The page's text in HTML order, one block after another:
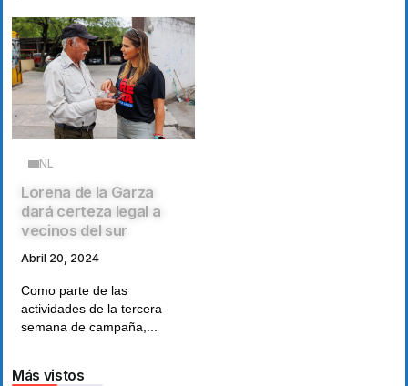
NL
Lorena de la Garza
dará certeza legal a
vecinos del sur
Abril 20, 2024
Como parte de las
actividades de la tercera
semana de campaña,...
Más vistos